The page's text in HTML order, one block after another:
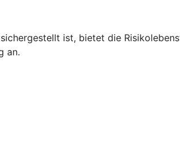
ist, bietet die
an.